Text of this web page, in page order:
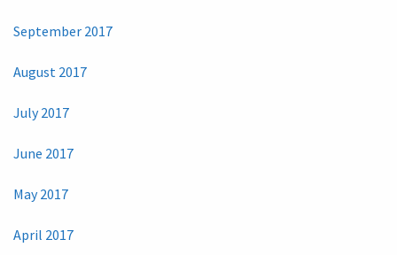
September 2017
August 2017
July 2017
June 2017
May 2017
April 2017